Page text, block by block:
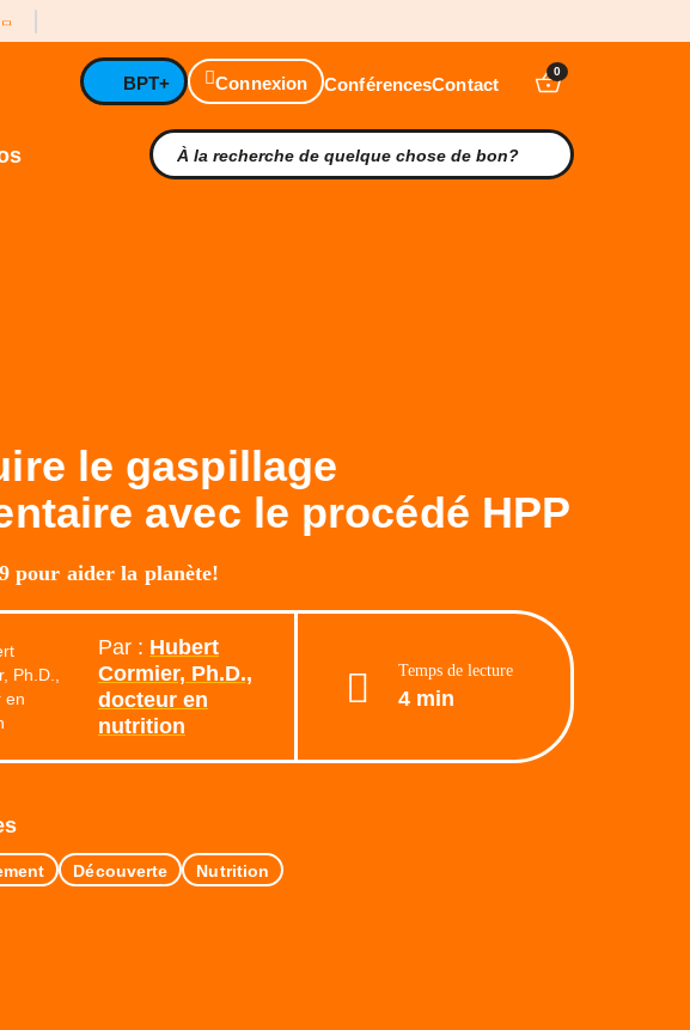
BPT+ Connexion ConférencesContact
0
le gaspillage
avec le procédé HPP
pour aider la planète!
Par : Hubert
Cormier, Ph.D.,
docteur en
nutrition
Temps de lecture
4 min
Découverte Nutrition